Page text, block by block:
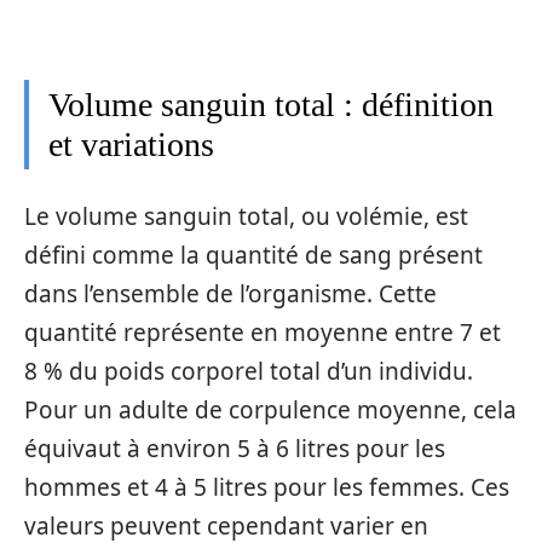
Volume sanguin total : définition
et variations
Le volume sanguin total, ou volémie, est
défini comme la quantité de sang présent
dans l’ensemble de l’organisme. Cette
quantité représente en moyenne entre 7 et
8 % du poids corporel total d’un individu.
Pour un adulte de corpulence moyenne, cela
équivaut à environ 5 à 6 litres pour les
hommes et 4 à 5 litres pour les femmes. Ces
valeurs peuvent cependant varier en